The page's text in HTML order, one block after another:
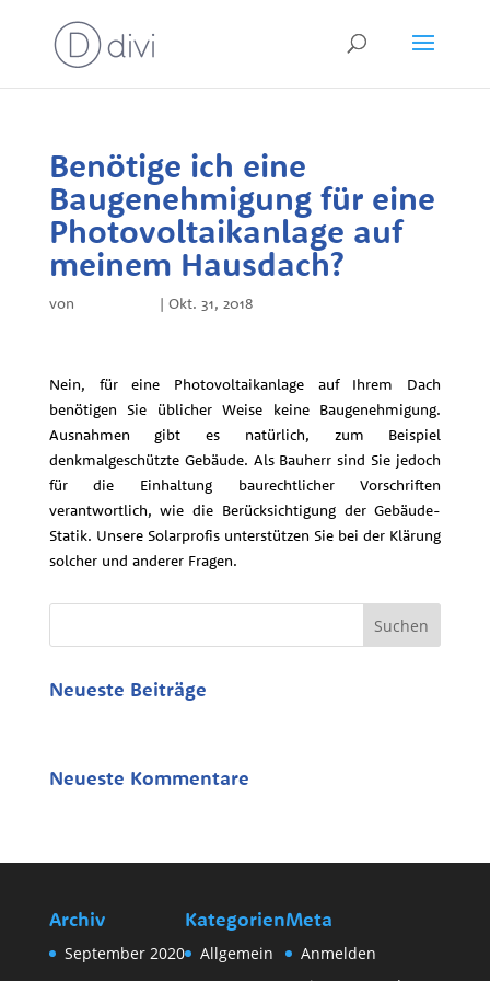
Benötige ich eine
Baugenehmigung für eine
Photovoltaikanlage auf
meinem Hausdach?
von | Okt. 31, 2018
Nein, für eine Photovoltaikanlage auf Ihrem Dach
benötigen Sie üblicher Weise keine Baugenehmigung.
Ausnahmen gibt es natürlich, zum Beispiel
denkmalgeschützte Gebäude. Als Bauherr sind Sie jedoch
für die Einhaltung baurechtlicher Vorschriften
verantwortlich, wie die Berücksichtigung der Gebäude-
Statik. Unsere Solarprofis unterstützen Sie bei der Klärung
solcher und anderer Fragen.
Neueste Beiträge
Neueste Kommentare
Archiv
September 2020
Kategorien
Allgemein
Meta
Anmelden